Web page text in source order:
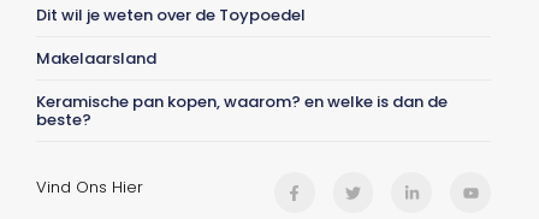
Dit wil je weten over de Toypoedel
Makelaarsland
Keramische pan kopen, waarom? en welke is dan de
beste?
Vind Ons Hier